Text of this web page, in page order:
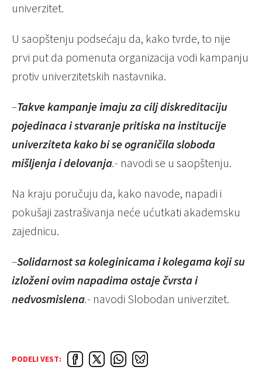
univerzitet.
U saopštenju podsećaju da, kako tvrde, to nije
prvi put da pomenuta organizacija vodi kampanju
protiv univerzitetskih nastavnika.
–Takve kampanje imaju za cilj diskreditaciju
pojedinaca i stvaranje pritiska na institucije
univerziteta kako bi se ograničila sloboda
mišljenja i delovanja.- navodi se u saopštenju.
Na kraju poručuju da, kako navode, napadi i
pokušaji zastrašivanja neće ućutkati akademsku
zajednicu.
–Solidarnost sa koleginicama i kolegama koji su
izloženi ovim napadima ostaje čvrsta i
nedvosmislena.- navodi Slobodan univerzitet.
PODELI VEST: